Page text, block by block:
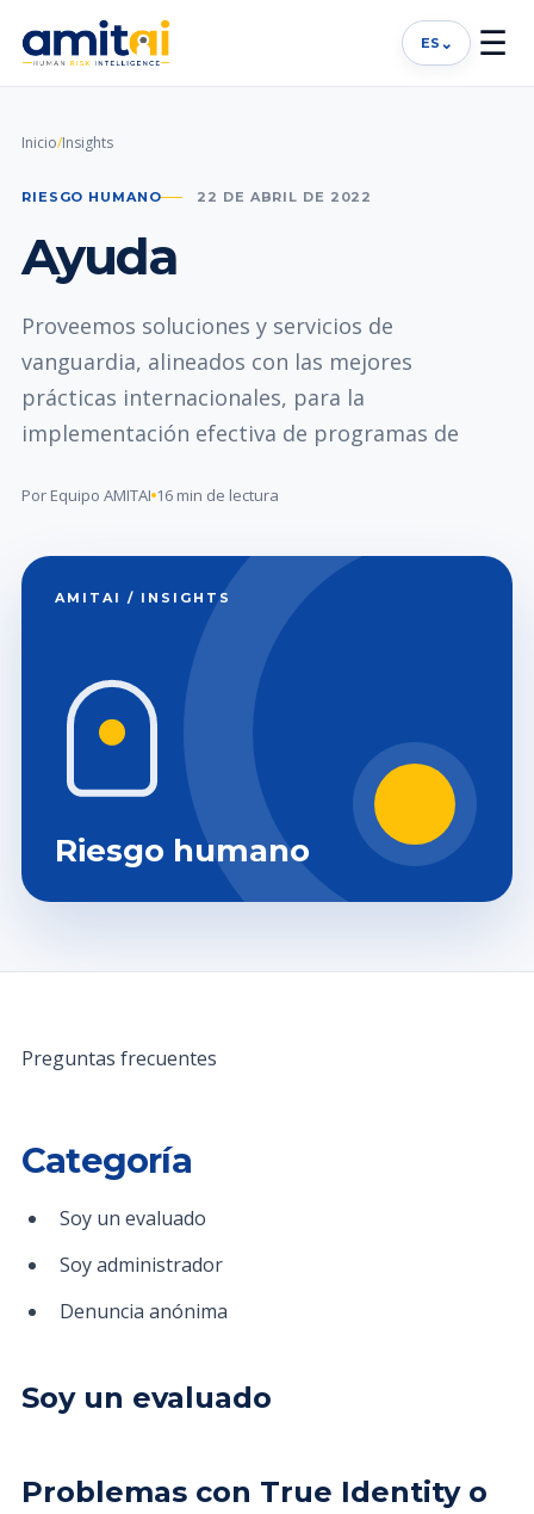
ES ⌄ ☰
Inicio/Insights
RIESGO HUMANO 22 DE ABRIL DE 2022
Ayuda
Proveemos soluciones y servicios de
vanguardia, alineados con las mejores
prácticas internacionales, para la
implementación efectiva de programas de
Por Equipo AMITAI 16 min de lectura
AMITAI / INSIGHTS
Riesgo humano
Preguntas frecuentes
Categoría
Soy un evaluado
Soy administrador
Denuncia anónima
Soy un evaluado
Problemas con True Identity o